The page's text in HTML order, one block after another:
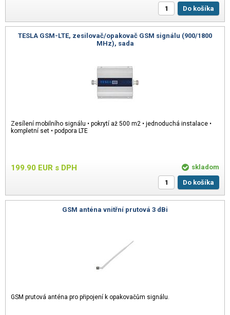
Do košíka
TESLA GSM-LTE, zesilovač/opakovač GSM signálu (900/1800
MHz), sada
Zesílení mobilního signálu • pokrytí až 500 m2 • jednoduchá instalace •
kompletní set • podpora LTE
199.90 EUR s DPH
skladom
Do košíka
GSM anténa vnitřní prutová 3 dBi
GSM prutová anténa pro připojení k opakovačům signálu.